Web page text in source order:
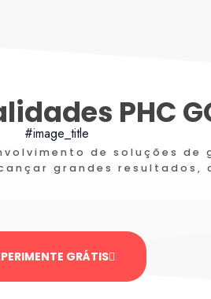
PHC
de soluções de
grandes
GRÁTIS